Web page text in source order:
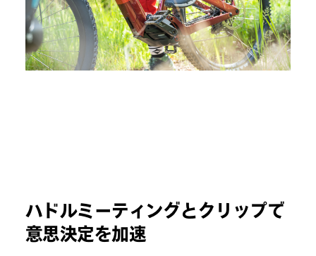
ハドルミーティングとクリップで
意思決定を加速